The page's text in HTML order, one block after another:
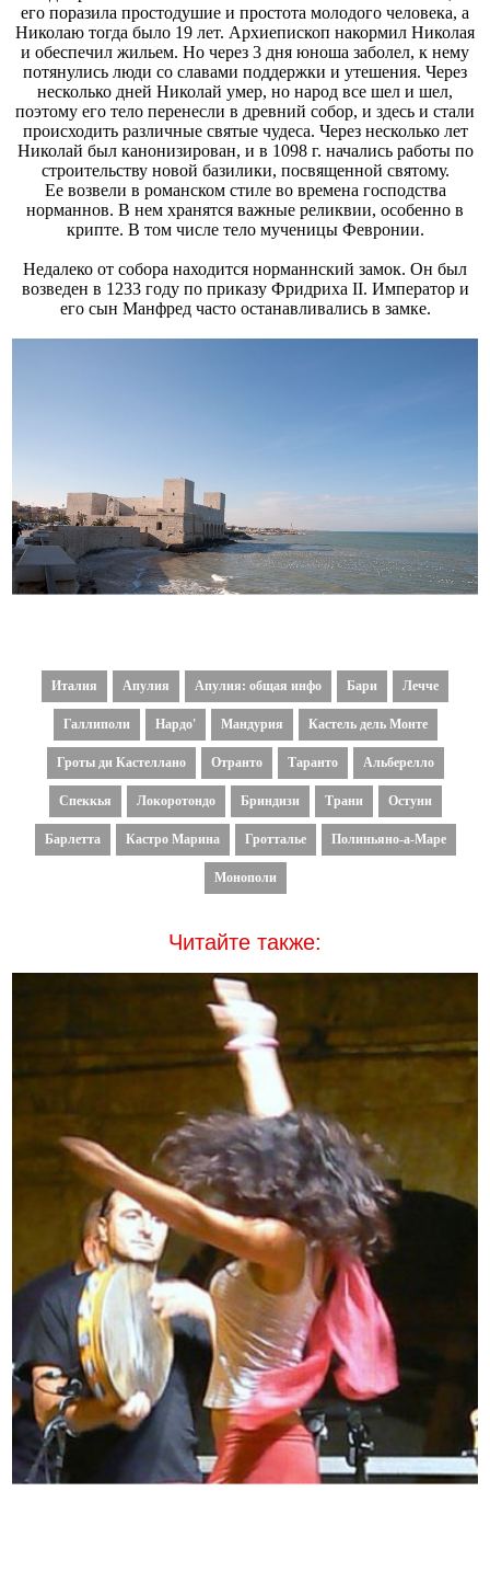
его поразила простодушие и простота молодого человека, а
Николаю тогда было 19 лет. Архиепископ накормил Николая
и обеспечил жильем. Но через 3 дня юноша заболел, к нему
потянулись люди со славами поддержки и утешения. Через
несколько дней Николай умер, но народ все шел и шел,
поэтому его тело перенесли в древний собор, и здесь и стали
происходить различные святые чудеса. Через несколько лет
Николай был канонизирован, и в 1098 г. начались работы по
строительству новой базилики, посвященной святому.
Ее возвели в романском стиле во времена господства
норманнов. В нем хранятся важные реликвии, особенно в
крипте. В том числе тело мученицы Февронии.
Недалеко от собора находится норманнский замок. Он был
возведен в 1233 году по приказу Фридриха II. Император и
его сын Манфред часто останавливались в замке.
Италия Апулия Апулия: общая инфо Бари Лечче
Галлиполи Нардо' Мандурия Кастель дель Монте
Гроты ди Кастеллано Отранто Таранто Альберелло
Спеккья Локоротондо Бриндизи Трани Остуни
Барлетта Кастро Марина Гротталье Полиньяно-а-Маре
Монополи
Читайте также: